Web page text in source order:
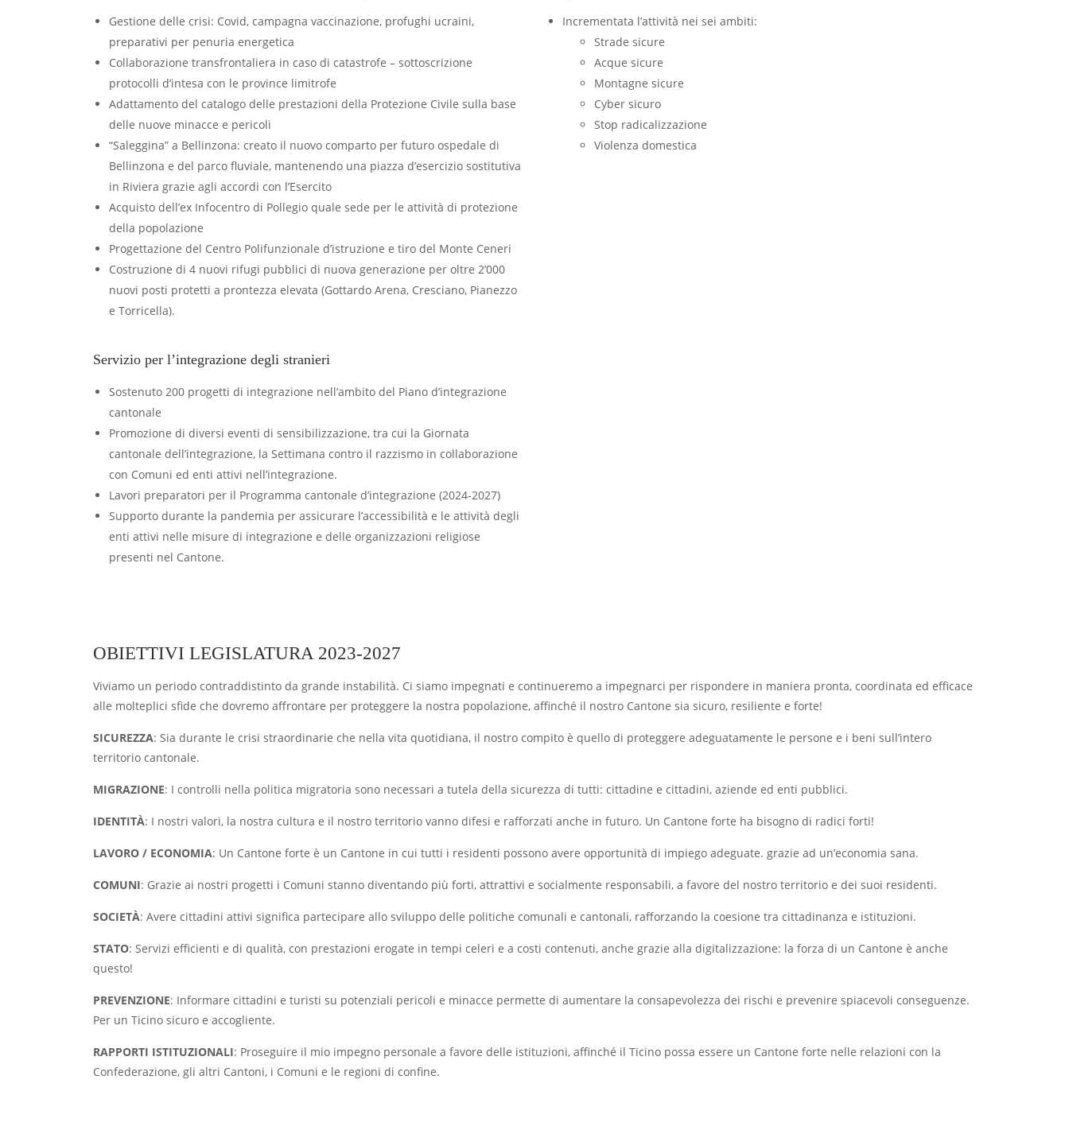
Gestione delle crisi: Covid, campagna vaccinazione, profughi ucraini,
preparativi per penuria energetica
Collaborazione transfrontaliera in caso di catastrofe – sottoscrizione
protocolli d’intesa con le province limitrofe
Adattamento del catalogo delle prestazioni della Protezione Civile sulla base
delle nuove minacce e pericoli
“Saleggina” a Bellinzona: creato il nuovo comparto per futuro ospedale di
Bellinzona e del parco fluviale, mantenendo una piazza d’esercizio sostitutiva
in Riviera grazie agli accordi con l’Esercito
Acquisto dell’ex Infocentro di Pollegio quale sede per le attività di protezione
della popolazione
Progettazione del Centro Polifunzionale d’istruzione e tiro del Monte Ceneri
Costruzione di 4 nuovi rifugi pubblici di nuova generazione per oltre 2’000
nuovi posti protetti a prontezza elevata (Gottardo Arena, Cresciano, Pianezzo
e Torricella).
Incrementata l’attività nei sei ambiti:
Strade sicure
Acque sicure
Montagne sicure
Cyber sicuro
Stop radicalizzazione
Violenza domestica
Servizio per l’integrazione degli stranieri
Sostenuto 200 progetti di integrazione nell’ambito del Piano d’integrazione
cantonale
Promozione di diversi eventi di sensibilizzazione, tra cui la Giornata
cantonale dell’integrazione, la Settimana contro il razzismo in collaborazione
con Comuni ed enti attivi nell’integrazione.
Lavori preparatori per il Programma cantonale d’integrazione (2024-2027)
Supporto durante la pandemia per assicurare l’accessibilità e le attività degli
enti attivi nelle misure di integrazione e delle organizzazioni religiose
presenti nel Cantone.
OBIETTIVI LEGISLATURA 2023-2027
Viviamo un periodo contraddistinto da grande instabilità. Ci siamo impegnati e continueremo a impegnarci per rispondere in maniera pronta, coordinata ed efficace
alle molteplici sfide che dovremo affrontare per proteggere la nostra popolazione, affinché il nostro Cantone sia sicuro, resiliente e forte!
SICUREZZA: Sia durante le crisi straordinarie che nella vita quotidiana, il nostro compito è quello di proteggere adeguatamente le persone e i beni sull’intero
territorio cantonale.
MIGRAZIONE: I controlli nella politica migratoria sono necessari a tutela della sicurezza di tutti: cittadine e cittadini, aziende ed enti pubblici.
IDENTITÀ: I nostri valori, la nostra cultura e il nostro territorio vanno difesi e rafforzati anche in futuro. Un Cantone forte ha bisogno di radici forti!
LAVORO / ECONOMIA: Un Cantone forte è un Cantone in cui tutti i residenti possono avere opportunità di impiego adeguate. grazie ad un’economia sana.
COMUNI: Grazie ai nostri progetti i Comuni stanno diventando più forti, attrattivi e socialmente responsabili, a favore del nostro territorio e dei suoi residenti.
SOCIETÀ: Avere cittadini attivi significa partecipare allo sviluppo delle politiche comunali e cantonali, rafforzando la coesione tra cittadinanza e istituzioni.
STATO: Servizi efficienti e di qualità, con prestazioni erogate in tempi celeri e a costi contenuti, anche grazie alla digitalizzazione: la forza di un Cantone è anche
questo!
PREVENZIONE: Informare cittadini e turisti su potenziali pericoli e minacce permette di aumentare la consapevolezza dei rischi e prevenire spiacevoli conseguenze.
Per un Ticino sicuro e accogliente.
RAPPORTI ISTITUZIONALI: Proseguire il mio impegno personale a favore delle istituzioni, affinché il Ticino possa essere un Cantone forte nelle relazioni con la
Confederazione, gli altri Cantoni, i Comuni e le regioni di confine.